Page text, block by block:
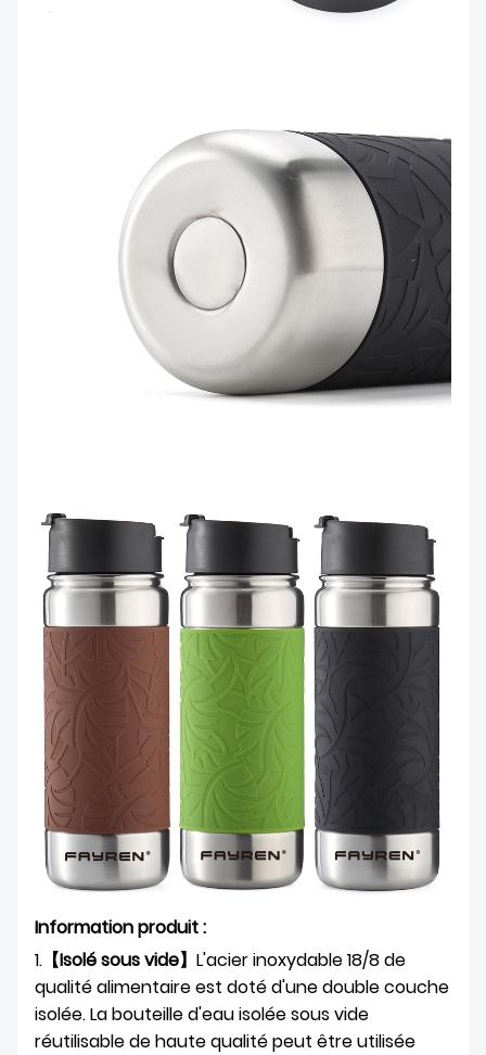
Information produit :
1. 【Isolé sous vide】 L'acier inoxydable 18/8 de
qualité alimentaire est doté d'une double couche
isolée. La bouteille d'eau isolée sous vide
réutilisable de haute qualité peut être utilisée